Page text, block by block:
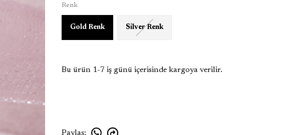
Renk
Gold Renk Silver Renk
Bu ürün 1-7 iş günü içerisinde kargoya verilir.
Paylaş: